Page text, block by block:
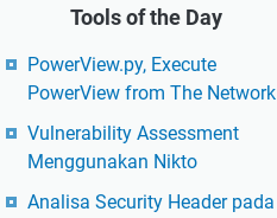
Tools of the Day
PowerView.py, Execute
PowerView from The Network
Vulnerability Assessment
Menggunakan Nikto
Analisa Security Header pada